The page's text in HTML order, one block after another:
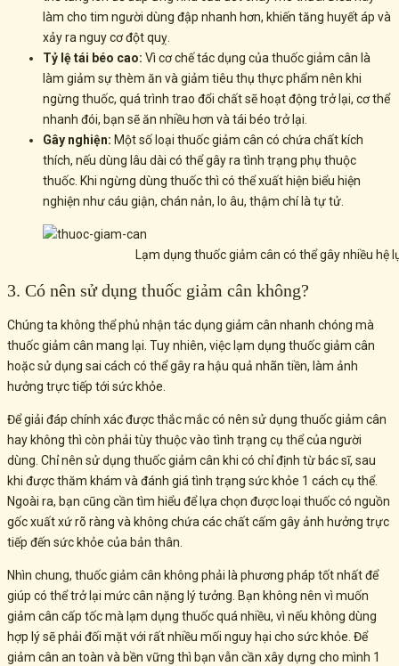
làm cho tim người dùng đập nhanh hơn, khiến tăng huyết áp và
xảy ra nguy cơ đột quỵ.
Tỷ lệ tái béo cao: Vì cơ chế tác dụng của thuốc giảm cân là
làm giảm sự thèm ăn và giảm tiêu thụ thực phẩm nên khi
ngừng thuốc, quá trình trao đổi chất sẽ hoạt động trở lại, cơ thể
nhanh đói, bạn sẽ ăn nhiều hơn và tái béo trở lại.
Gây nghiện: Một số loại thuốc giảm cân có chứa chất kích
thích, nếu dùng lâu dài có thể gây ra tình trạng phụ thuộc
thuốc. Khi ngừng dùng thuốc thì có thể xuất hiện biểu hiện
nghiện như cáu giận, chán nản, lo âu, thậm chí là tự tử.
Lạm dụng thuốc giảm cân có thể gây nhiều hệ
3. Có nên sử dụng thuốc giảm cân không?
Chúng ta không thể phủ nhận tác dụng giảm cân nhanh chóng mà
thuốc giảm cân mang lại. Tuy nhiên, việc lạm dụng thuốc giảm cân
hoặc sử dụng sai cách có thể gây ra hậu quả nhãn tiền, làm ảnh
hưởng trực tiếp tới sức khỏe.
Để giải đáp chính xác được thắc mắc có nên sử dụng thuốc giảm cân
hay không thì còn phải tùy thuộc vào tình trạng cụ thể của người
dùng. Chỉ nên sử dụng thuốc giảm cân khi có chỉ định từ bác sĩ, sau
khi được thăm khám và đánh giá tình trạng sức khỏe 1 cách cụ thể.
Ngoài ra, bạn cũng cần tìm hiểu để lựa chọn được loại thuốc có nguồn
gốc xuất xứ rõ ràng và không chứa các chất cấm gây ảnh hưởng trực
tiếp đến sức khỏe của bản thân.
Nhìn chung, thuốc giảm cân không phải là phương pháp tốt nhất để
giúp có thể trở lại mức cân nặng lý tưởng. Bạn không nên vì muốn
giảm cân cấp tốc mà lạm dụng thuốc quá nhiều, vì nếu không dùng
hợp lý sẽ phải đối mặt với rất nhiều mối nguy hại cho sức khỏe. Để
giảm cân an toàn và bền vững thì bạn vẫn cần xây dựng cho mình 1